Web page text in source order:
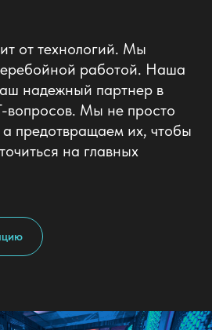
от технологий. Мы
работой. Наша
надежный партнер в
Мы не просто
предотвращаем их, чтобы
на главных